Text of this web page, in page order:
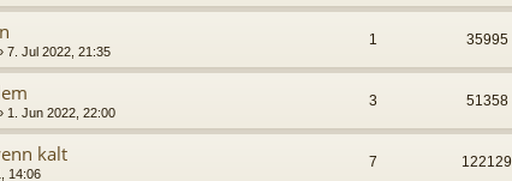
7. Jul 2022, 21:35
1 35995
1. Jun 2022, 22:00
3 51358
kalt
14:06
7 122129